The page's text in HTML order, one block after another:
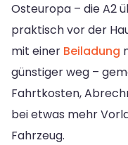
Osteuropa – die A2
praktisch vor der
mit einer Beiladung
günstiger weg –
Fahrtkosten,
bei etwas mehr
Fahrzeug.